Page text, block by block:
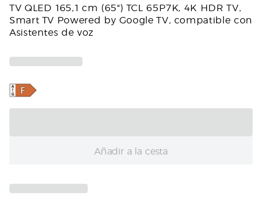
TV QLED 165,1 cm (65") TCL 65P7K, 4K HDR TV,
Smart TV Powered by Google TV, compatible con
Asistentes de voz
Añadir a la cesta